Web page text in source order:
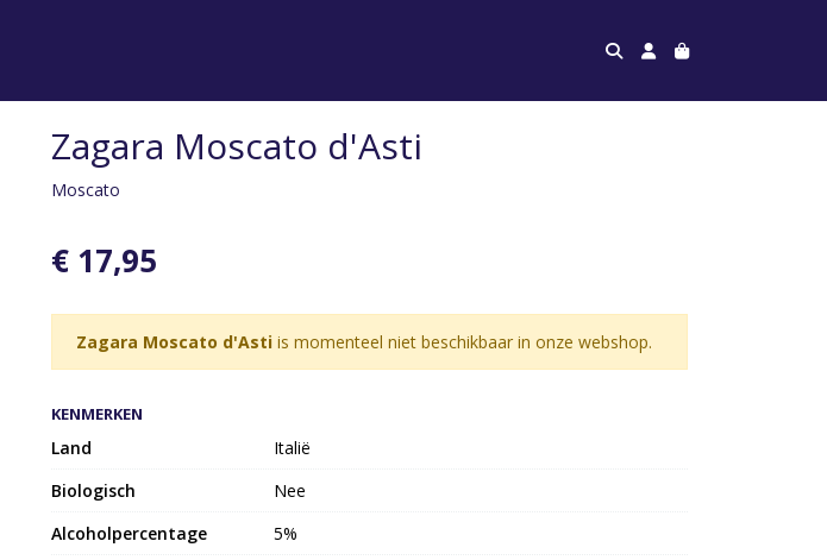
Zagara Moscato d'Asti
Moscato
€ 17,95
Zagara Moscato d'Asti is momenteel niet beschikbaar in onze webshop.
KENMERKEN
Land
Italië
Biologisch
Nee
Alcoholpercentage
5%